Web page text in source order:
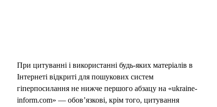
При цитуванні і використанні будь-яких матеріалів в
Інтернеті відкриті для пошукових систем
гіперпосилання не нижче першого абзацу на «ukraine-
inform.com» — обов’язкові, крім того, цитування